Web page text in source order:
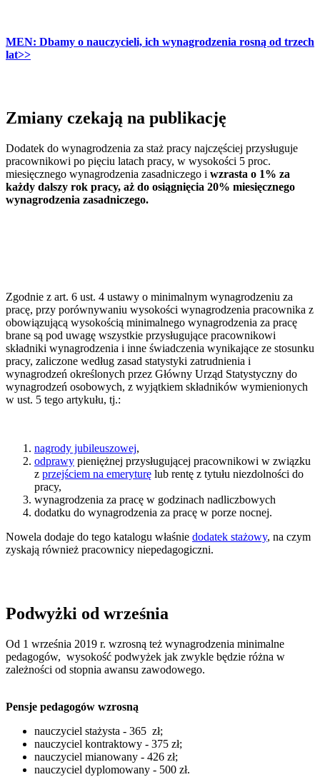
MEN: Dbamy o nauczycieli, ich wynagrodzenia rosną od trzech
lat>>
Zmiany czekają na publikację
Dodatek do wynagrodzenia za staż pracy najczęściej przysługuje
pracownikowi po pięciu latach pracy, w wysokości 5 proc.
miesięcznego wynagrodzenia zasadniczego i wzrasta o 1% za
każdy dalszy rok pracy, aż do osiągnięcia 20% miesięcznego
wynagrodzenia zasadniczego.
Zgodnie z art. 6 ust. 4 ustawy o minimalnym wynagrodzeniu za
pracę, przy porównywaniu wysokości wynagrodzenia pracownika z
obowiązującą wysokością minimalnego wynagrodzenia za pracę
brane są pod uwagę wszystkie przysługujące pracownikowi
składniki wynagrodzenia i inne świadczenia wynikające ze stosunku
pracy, zaliczone według zasad statystyki zatrudnienia i
wynagrodzeń określonych przez Główny Urząd Statystyczny do
wynagrodzeń osobowych, z wyjątkiem składników wymienionych
w ust. 5 tego artykułu, tj.:
nagrody jubileuszowej,
odprawy pieniężnej przysługującej pracownikowi w związku
z przejściem na emeryturę lub rentę z tytułu niezdolności do
pracy,
wynagrodzenia za pracę w godzinach nadliczbowych
dodatku do wynagrodzenia za pracę w porze nocnej.
Nowela dodaje do tego katalogu właśnie dodatek stażowy, na czym
zyskają również pracownicy niepedagogiczni.
Podwyżki od września
Od 1 września 2019 r. wzrosną też wynagrodzenia minimalne
pedagogów, wysokość podwyżek jak zwykle będzie różna w
zależności od stopnia awansu zawodowego.
Pensje pedagogów wzrosną
nauczyciel stażysta - 365 zł;
nauczyciel kontraktowy - 375 zł;
nauczyciel mianowany - 426 zł;
nauczyciel dyplomowany - 500 zł.